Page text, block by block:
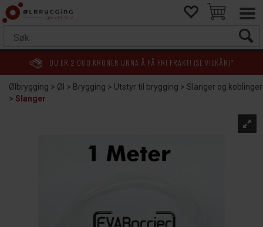
DU ER 2 000 KRONER UNNA Å FÅ FRI FRAKT! (SE VILKÅR)*
Ølbrygging>Øl >Brygging>Utstyr til brygging>Slanger og koblinger
>Slanger